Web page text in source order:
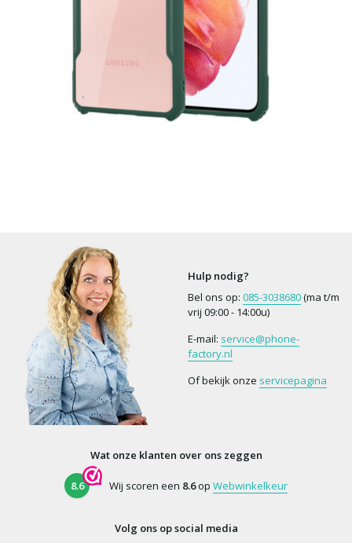
Hulp nodig?
Bel ons op: 085-3038680(ma t/m
vrij 09:00 - 14:00u)
E-mail: service@phone-
factory.nl
Of bekijk onze servicepagina
Wat onze klanten over ons zeggen
8.6 Wij scoren een 8.6op Webwinkelkeur
Volg ons op social media